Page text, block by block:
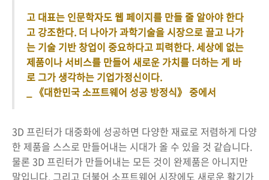
고 대표는 인문학자도 웹 페이지를 만들 줄 알아야 한다
고 강조한다. 더 나아가 과학기술을 시장으로 끌고 나가
는 기술 기반 창업이 중요하다고 피력한다. 세상에 없는
제품이나 서비스를 만들어 새로운 가치를 더하는 게 바
로 그가 생각하는 기업가정신이다.
_ 《대한민국 소프트웨어 성공 방정식》 중에서
3D 프린터가 대중화에 성공하면 다양한 재료로 저렴하게 다양
한 제품을 스스로 만들어내는 시대가 올 수 있을 것 같습니다.
물론 3D 프린터가 만들어내는 모든 것이 완제품은 아니지만
말입니다. 그리고 더불어 소프트웨어 시장에도 새로운 활기가